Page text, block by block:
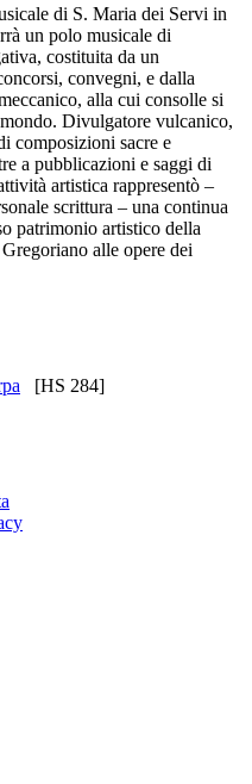
di S. Maria dei Servi in
un polo musicale di
costituita da un
convegni, e dalla
alla cui consolle si
Divulgatore vulcanico,
composizioni sacre e
a pubblicazioni e saggi di
artistica rappresentò –
scrittura – una continua
patrimonio artistico della
alle opere dei
[HS 284]